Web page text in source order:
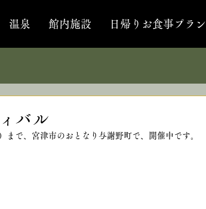
温泉 館内施設 日帰りお食事プラン
バル
で、宮津市のおとなり与謝野町で、開催中です。